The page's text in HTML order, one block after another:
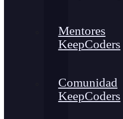
Mentores
KeepCoders
Comunidad
KeepCoders